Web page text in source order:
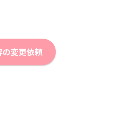
変更依頼